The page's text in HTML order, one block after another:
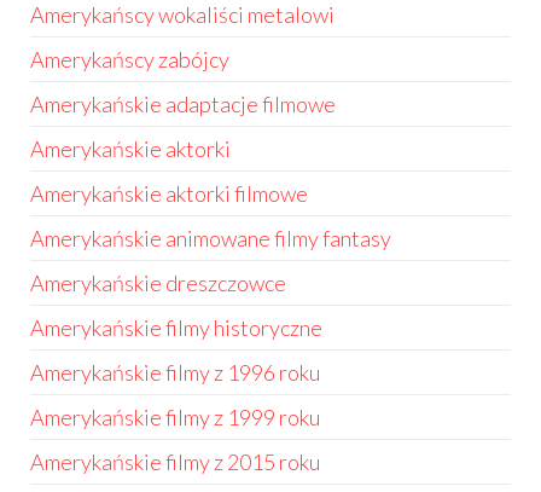
Amerykańscy wokaliści metalowi
Amerykańscy zabójcy
Amerykańskie adaptacje filmowe
Amerykańskie aktorki
Amerykańskie aktorki filmowe
Amerykańskie animowane filmy fantasy
Amerykańskie dreszczowce
Amerykańskie filmy historyczne
Amerykańskie filmy z 1996 roku
Amerykańskie filmy z 1999 roku
Amerykańskie filmy z 2015 roku